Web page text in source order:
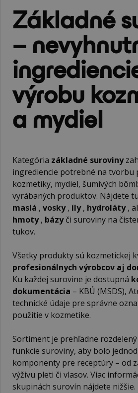
Základné
–
výrobu
a mydiel
Kategória základné suroviny
ingrediencie potrebné na tvorbu
kozmetiky, mydiel, šumivých
vyrábaných produktov. Nájdete tu
maslá , vosky, íly, hydroláty,
hmoty, bázyči suroviny na
tukov.
Všetky produkty sú kozmetickej
profesionálnych výrobcov aj
Ku každej surovine je dostupná
dokumentácia – KBÚ (MSDS),
technické údaje pre správne
použitie v kozmetike.
Sortiment je prehľadne
funkcie suroviny, aby bolo
komponenty pre receptúry – od
výživu pleti či vlasov. Viac
skupinách surovín nájdete nižšie.